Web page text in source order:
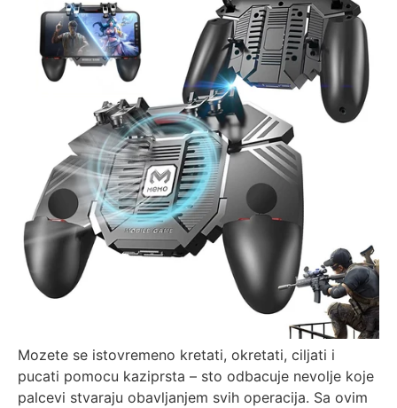
Mozete se istovremeno kretati, okretati, ciljati i
pucati pomocu kaziprsta – sto odbacuje nevolje koje
palcevi stvaraju obavljanjem svih operacija. Sa ovim